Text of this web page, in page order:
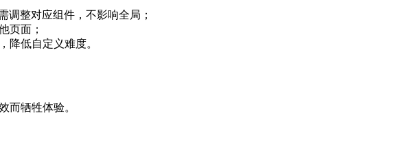
调整对应组件，不影响全局；
页面；
降低自定义难度。
而牺牲体验。